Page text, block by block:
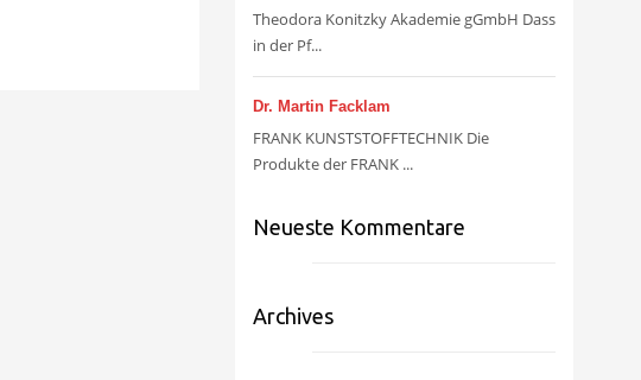
Theodora Konitzky Akademie gGmbH Dass
in der Pf...
Dr. Martin Facklam
FRANK KUNSTSTOFFTECHNIK Die
Produkte der FRANK ...
Neueste Kommentare
Archives